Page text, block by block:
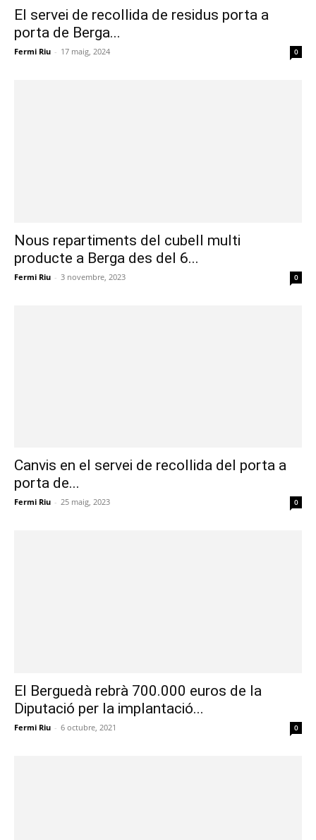
El servei de recollida de residus porta a
porta de Berga...
Fermi Riu - 17 maig, 2024 0
Nous repartiments del cubell multi
producte a Berga des del 6...
Fermi Riu - 3 novembre, 2023 0
Canvis en el servei de recollida del porta a
porta de...
Fermi Riu - 25 maig, 2023 0
El Berguedà rebrà 700.000 euros de la
Diputació per la implantació...
Fermi Riu - 6 octubre, 2021 0